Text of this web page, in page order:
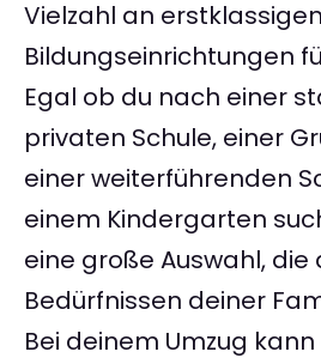
Vielzahl an erstklassigen
Bildungseinrichtungen
Egal ob du nach einer
privaten Schule, einer
einer weiterführenden
einem Kindergarten
eine große Auswahl, die
Bedürfnissen deiner
Bei deinem Umzug